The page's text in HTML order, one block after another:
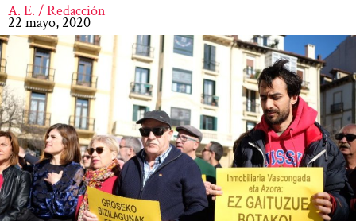
A. E. / Redacción
22 mayo, 2020